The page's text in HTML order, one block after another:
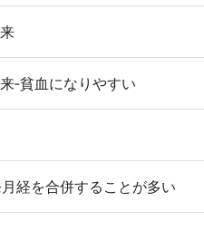
‐貧血になりやすい
経を合併することが多い